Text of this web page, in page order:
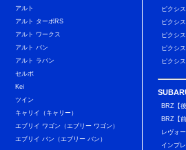
アルト
アルト ターボRS
アルト ワークス
アルト バン
アルト ラパン
セルボ
Kei
ツイン
キャリイ（キャリー）
エブリイ ワゴン（エブリー ワゴン）
エブリイ バン（エブリー バン）
ピクシ
ピクシ
ピクシ
ピクシ
ピクシ
BRZ【
BRZ【
レヴォ
インプ